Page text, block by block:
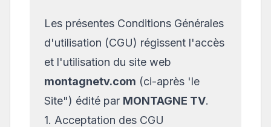
Les présentes Conditions Générales
d'utilisation (CGU) régissent l'accès
et l'utilisation du site web
montagnetv.com (ci-après 'le
Site") édité par MONTAGNE TV.
1. Acceptation des CGU